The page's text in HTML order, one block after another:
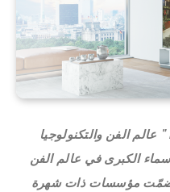
مرة أخرى تجمع " LG SIGNATURE " عالم الفن والتكنولوجيا
الكبرى في عالم الفن
مؤسسات ذات شهرة